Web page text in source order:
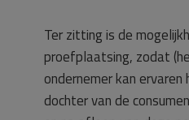
Ter zitting is de
proefplaatsing, zodat
ondernemer kan ervaren
dochter van de